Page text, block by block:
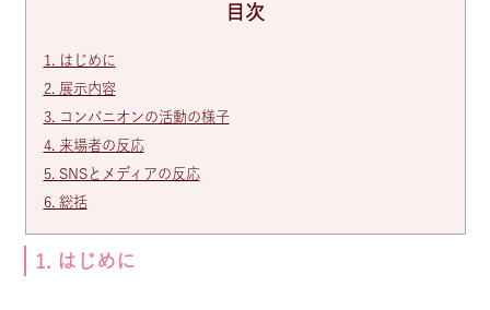
目次
1. はじめに
2. 展示内容
3. コンパニオンの活動の様子
4. 来場者の反応
5. SNSとメディアの反応
6. 総括
1. はじめに